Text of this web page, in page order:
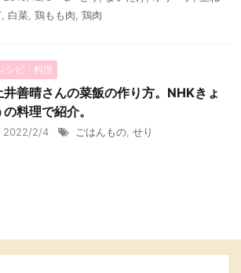
白菜 鶏もも肉 鶏肉
シピ・料理
井善晴さんの菜飯の作り方。NHKきょ
の料理で紹介。
2022/2/4 ごはんもの せり